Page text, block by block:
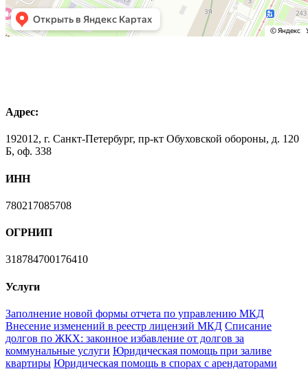
Адрес:
192012, г. Санкт-Петербург, пр-кт Обуховской обороны, д. 120
Б, оф. 338
ИНН
780217085708
ОГРНИП
318784700176410
Услуги
Заполнение новой формы отчета по управлению МКД
Внесение изменений в реестр лицензий МКД Списание
долгов по ЖКХ: законное избавление от долгов за
коммунальные услуги Юридическая помощь при заливе
квартиры Юридическая помощь в спорах с арендаторами